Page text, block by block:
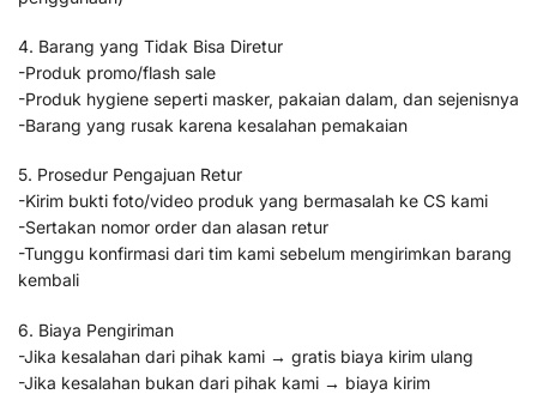
4. Barang yang Tidak Bisa Diretur
-Produk promo/flash sale
-Produk hygiene seperti masker, pakaian dalam, dan sejenisnya
-Barang yang rusak karena kesalahan pemakaian
5. Prosedur Pengajuan Retur
-Kirim bukti foto/video produk yang bermasalah ke CS kami
-Sertakan nomor order dan alasan retur
-Tunggu konfirmasi dari tim kami sebelum mengirimkan barang
kembali
6. Biaya Pengiriman
-Jika kesalahan dari pihak kami → gratis biaya kirim ulang
-Jika kesalahan bukan dari pihak kami → biaya kirim